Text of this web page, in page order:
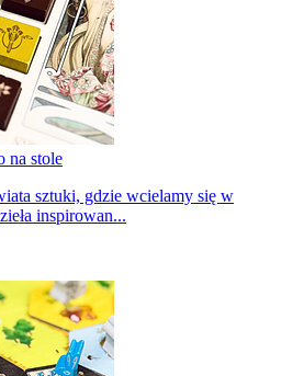
na stole
sztuki, gdzie wcielamy się w
inspirowan...